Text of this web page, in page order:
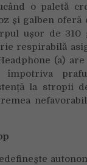
o paletă
și galben oferă
ușor de
respirabilă
(a)
împotriva
la stropii